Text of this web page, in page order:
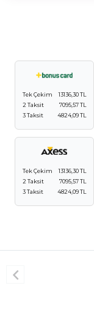
Tek Çekim
13136,30 TL
2 Taksit
7095,57 TL
3 Taksit
4824,09 TL
Tek Çekim
13136,30 TL
2 Taksit
7095,57 TL
3 Taksit
4824,09 TL